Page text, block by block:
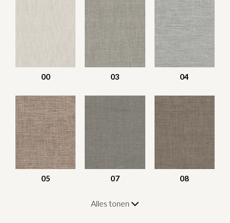
00 03 04
05 07 08
Alles tonen